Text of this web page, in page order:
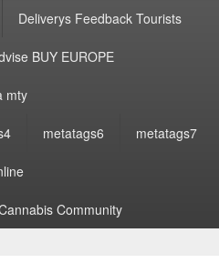
Deliverys Feedback Tourists
BUY EUROPE
mty
metatags6 metatags7
Community